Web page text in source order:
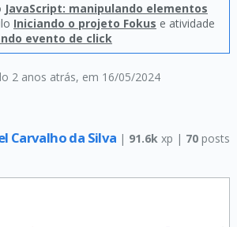
2 anos atrás, em 16/05/2024
JavaScript: manipulando elementos
Iniciando o projeto Fokus e atividade
evento de click
Carvalho da Silva | 91.6k xp | 70posts